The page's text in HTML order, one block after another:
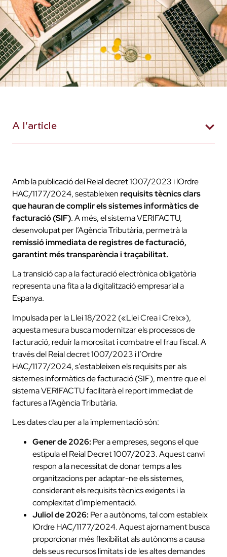
Amb la publicació del Reial decret 1007/2023 i lOrdre
HAC/1177/2024, sestableixenrequisits tècnics clars
que hauran de complir els sistemes informàtics de
facturació (SIF). A més, el sistema VERIFACTU,
desenvolupat per l’Agència Tributària, permetrà la
remissió immediata de registres de facturació,
garantint més transparència i traçabilitat.
La transició cap a la facturació electrònica obligatòria
representa una fita a la digitalització empresarial a
Espanya.
Impulsada per la Llei 18/2022 («Llei Crea i Creix»),
aquesta mesura busca modernitzar els processos de
facturació, reduir la morositat i combatre el frau fiscal. A
través del Reial decret 1007/2023 i l’Ordre
HAC/1177/2024, s’estableixen els requisits per als
sistemes informàtics de facturació (SIF), mentre que el
sistema VERIFACTU facilitarà el report immediat de
factures a l’Agència Tributària.
Les dates clau per a la implementació són:
Gener de 2026: Per a empreses, segons el que
estipula el Reial Decret 1007/2023. Aquest canvi
respon a la necessitat de donar temps a les
organitzacions per adaptar-ne els sistemes,
considerant els requisits tècnics exigents i la
complexitat d’implementació.
Juliol de 2026: Per a autònoms, tal com estableix
lOrdre HAC/1177/2024. Aquest ajornament busca
proporcionar més flexibilitat als autònoms a causa
dels seus recursos limitats i de les altes demandes
A l'article